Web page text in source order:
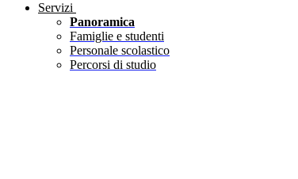
Servizi
Panoramica
Famiglie e studenti
Personale scolastico
Percorsi di studio